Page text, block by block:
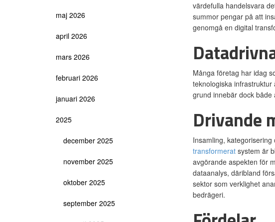
maj 2026
april 2026
mars 2026
februari 2026
januari 2026
2025
december 2025
november 2025
oktober 2025
september 2025
värdefulla handelsvara
summor pengar på att
genomgå en digital
Många företag har idag
teknologiska
grund innebär dock
Drivande
Insamling,
transformerat system är
avgörande aspekten för
dataanalys, däribland
sektor som verklighet
bedrägeri.